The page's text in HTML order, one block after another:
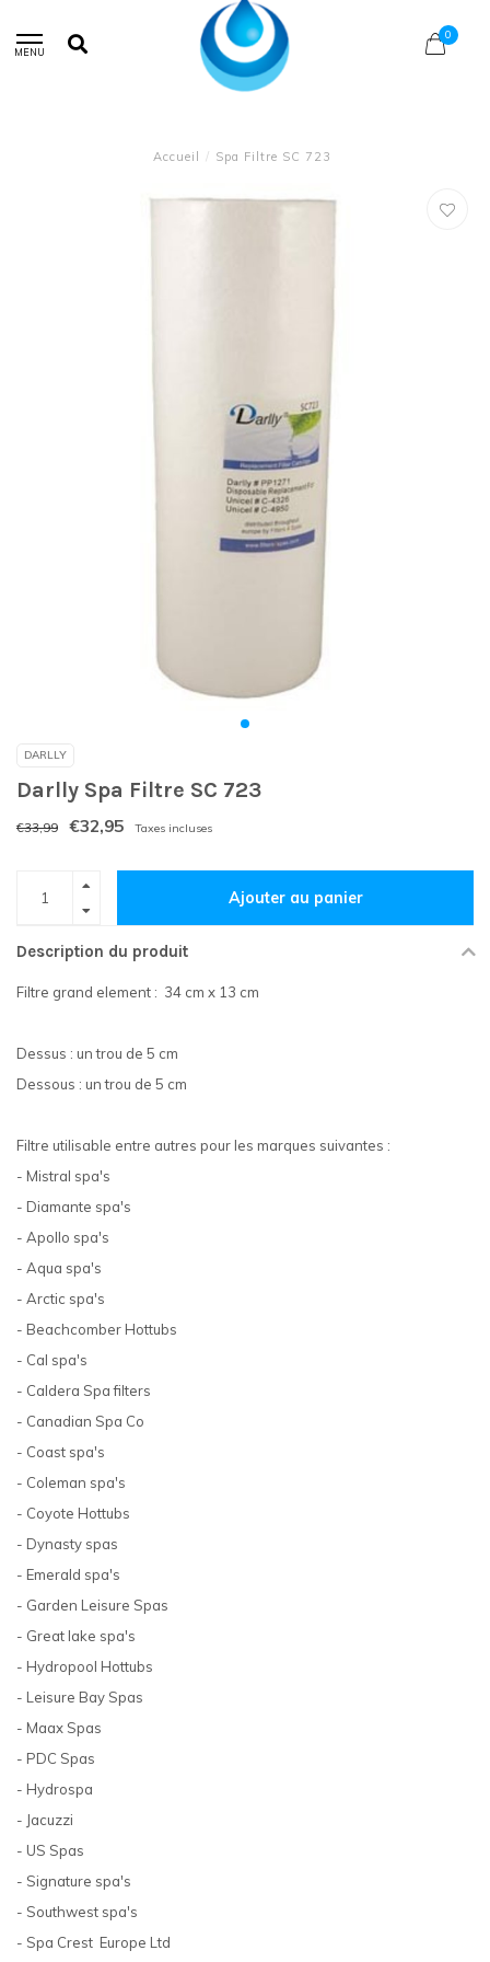
MENU
0
Accueil / Spa Filtre SC 723
DARLLY
Darlly Spa Filtre SC 723
€33,99 €32,95 Taxes incluses
Ajouter au panier
Description du produit
Filtre grand element : 34 cm x 13 cm
Dessus : un trou de 5 cm
Dessous : un trou de 5 cm
Filtre utilisable entre autres pour les marques suivantes :
- Mistral spa's
- Diamante spa's
- Apollo spa's
- Aqua spa's
- Arctic spa's
- Beachcomber Hottubs
- Cal spa's
- Caldera Spa filters
- Canadian Spa Co
- Coast spa's
- Coleman spa's
- Coyote Hottubs
- Dynasty spas
- Emerald spa's
- Garden Leisure Spas
- Great lake spa's
- Hydropool Hottubs
- Leisure Bay Spas
- Maax Spas
- PDC Spas
- Hydrospa
- Jacuzzi
- US Spas
- Signature spa's
- Southwest spa's
- Spa Crest Europe Ltd